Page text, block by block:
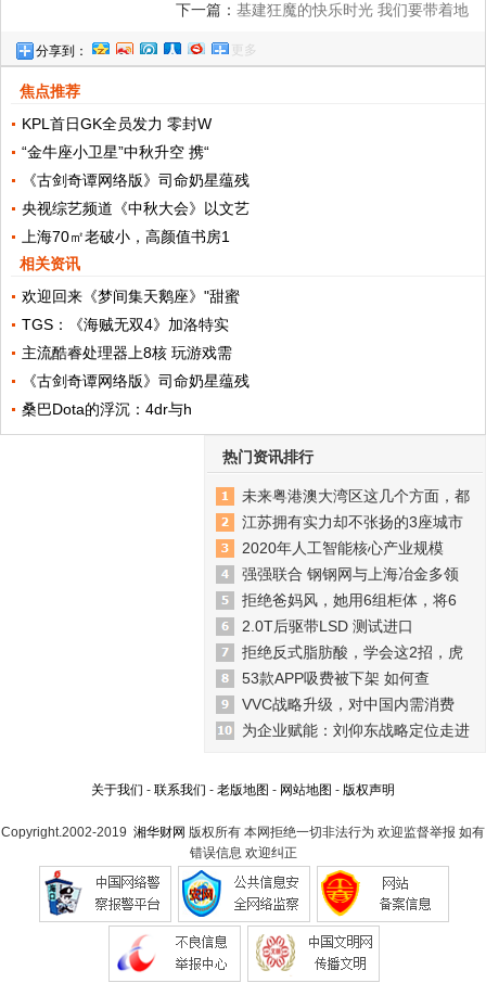
下一篇： 基建狂魔的快乐时光 我们要带着地
分享到： 更多
焦点推荐
KPL首日GK全员发力 零封W
“金牛座小卫星”中秋升空 携“
《古剑奇谭网络版》司命奶星蕴残
央视综艺频道《中秋大会》以文艺
上海70㎡老破小，高颜值书房1
相关资讯
欢迎回来《梦间集天鹅座》"甜蜜
TGS：《海贼无双4》加洛特实
主流酷睿处理器上8核 玩游戏需
《古剑奇谭网络版》司命奶星蕴残
桑巴Dota的浮沉：4dr与h
热门资讯排行
未来粤港澳大湾区这几个方面，都
江苏拥有实力却不张扬的3座城市
2020年人工智能核心产业规模
强强联合 钢钢网与上海冶金多领
拒绝爸妈风，她用6组柜体，将6
2.0T后驱带LSD 测试进口
拒绝反式脂肪酸，学会这2招，虎
53款APP吸费被下架 如何查
VVC战略升级，对中国内需消费
为企业赋能：刘仰东战略定位走进
关于我们 - 联系我们 - 老版地图 - 网站地图 - 版权声明
Copyright.2002-2019 湘华财网 版权所有 本网拒绝一切非法行为 欢迎监督举报 如有
错误信息 欢迎纠正